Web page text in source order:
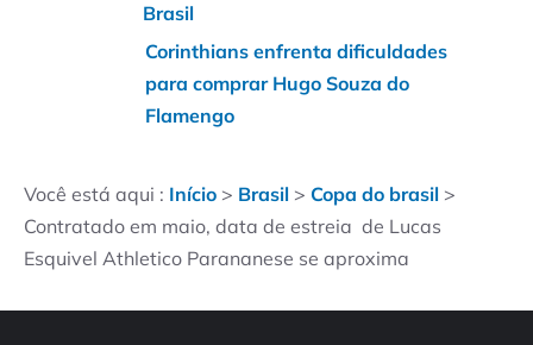
Brasil
Corinthians enfrenta dificuldades
para comprar Hugo Souza do
Flamengo
Você está aqui : Início > Brasil > Copa do brasil >
Contratado em maio, data de estreia de Lucas
Esquivel Athletico Parananese se aproxima